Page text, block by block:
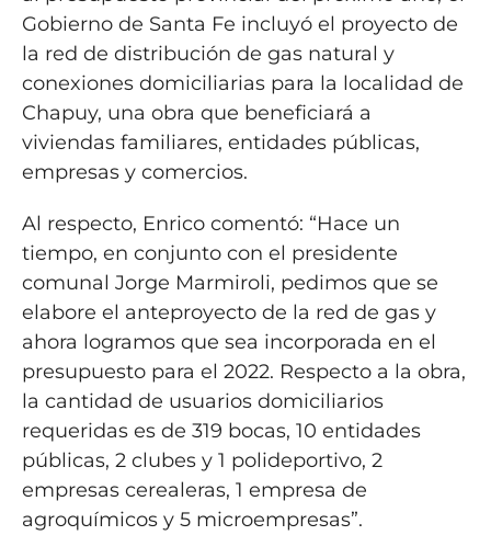
Gobierno de Santa Fe incluyó el proyecto de
la red de distribución de gas natural y
conexiones domiciliarias para la localidad de
Chapuy, una obra que beneficiará a
viviendas familiares, entidades públicas,
empresas y comercios.
Al respecto, Enrico comentó: “Hace un
tiempo, en conjunto con el presidente
comunal Jorge Marmiroli, pedimos que se
elabore el anteproyecto de la red de gas y
ahora logramos que sea incorporada en el
presupuesto para el 2022. Respecto a la obra,
la cantidad de usuarios domiciliarios
requeridas es de 319 bocas, 10 entidades
públicas, 2 clubes y 1 polideportivo, 2
empresas cerealeras, 1 empresa de
agroquímicos y 5 microempresas”.